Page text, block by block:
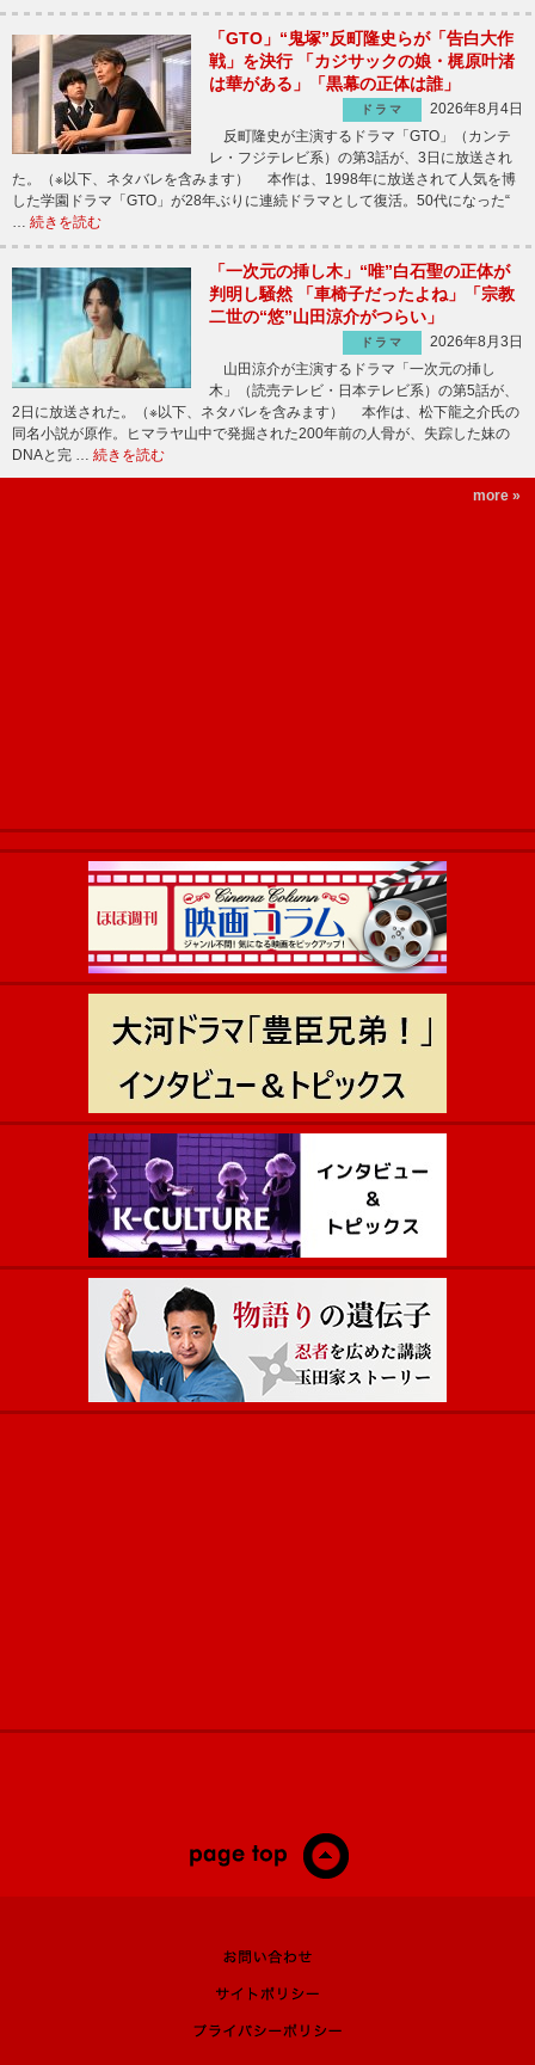
「GTO」“鬼塚”反町隆史らが「告白大作
戦」を決行 「カジサックの娘・梶原叶渚
は華がある」「黒幕の正体は誰」
ドラマ
2026年8月4日
反町隆史が主演するドラマ「GTO」（カンテ
レ・フジテレビ系）の第3話が、3日に放送され
た。（※以下、ネタバレを含みます） 本作は、1998年に放送されて人気を博
した学園ドラマ「GTO」が28年ぶりに連続ドラマとして復活。50代になった“
… 続きを読む
「一次元の挿し木」“唯”白石聖の正体が
判明し騒然 「車椅子だったよね」「宗教
二世の“悠”山田涼介がつらい」
ドラマ
2026年8月3日
山田涼介が主演するドラマ「一次元の挿し
木」（読売テレビ・日本テレビ系）の第5話が、
2日に放送された。（※以下、ネタバレを含みます） 本作は、松下龍之介氏の
同名小説が原作。ヒマラヤ山中で発掘された200年前の人骨が、失踪した妹の
DNAと完 … 続きを読む
more »